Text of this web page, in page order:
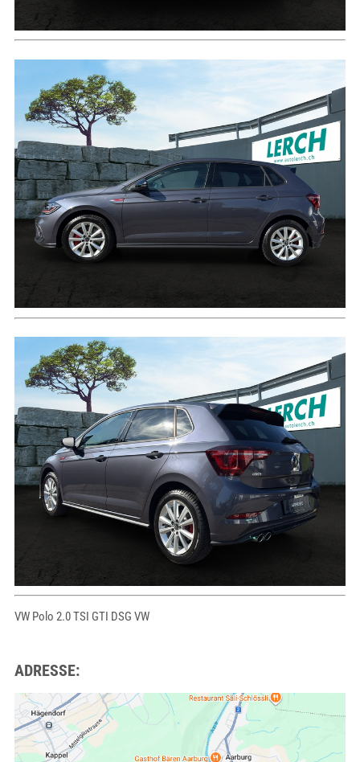
VW Polo 2.0 TSI GTI DSG VW
ADRESSE: